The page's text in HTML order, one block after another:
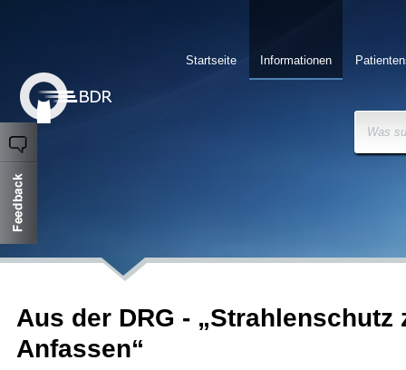
Informationen
Startseite
Was
Aus der DRG - „Strahlenschutz
Anfassen“